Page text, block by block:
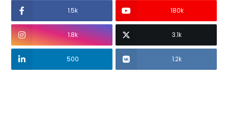
1.5k 180k
1.8k 3.1k
500 1.2k